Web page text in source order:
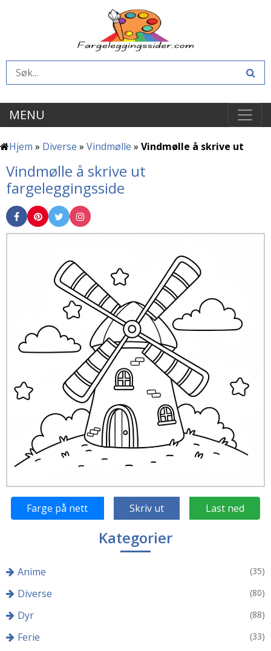
MENU
Hjem » Diverse » Vindmølle » Vindmølle å skrive ut
Vindmølle å skrive ut
fargeleggingsside
Farge på nett Skriv ut Last ned
Kategorier
Anime (35)
Diverse (80)
Dyr (88)
Ferie (33)